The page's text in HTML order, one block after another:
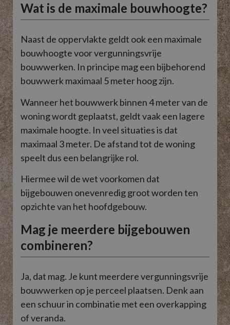
Wat is de maximale bouwhoogte?
Naast de oppervlakte geldt ook een maximale
bouwhoogte voor vergunningsvrije
bouwwerken. In principe mag een bijbehorend
bouwwerk maximaal 5 meter hoog zijn.
Wanneer het bouwwerk binnen 4 meter van de
woning wordt geplaatst, geldt vaak een lagere
maximale hoogte. In veel situaties is dat
maximaal 3 meter. De afstand tot de woning
speelt dus een belangrijke rol.
Hiermee wil de wet voorkomen dat
bijgebouwen onevenredig groot worden ten
opzichte van het hoofdgebouw.
Mag je meerdere bijgebouwen
combineren?
Ja, dat mag. Je kunt meerdere vergunningsvrije
bouwwerken op je perceel plaatsen. Denk aan
een schuur in combinatie met een overkapping
of veranda.